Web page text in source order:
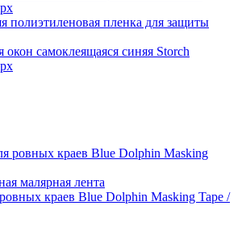
полиэтиленовая пленка для защиты
окон самоклеящаяся синяя Storch
малярная лента
краев Blue Dolphin Masking Tape /